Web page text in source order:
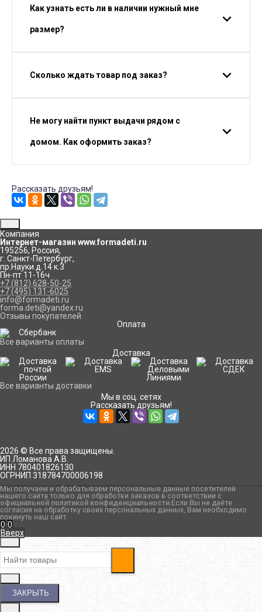
Как узнать есть ли в наличии нужный мне
размер?
Сколько ждать товар под заказ?
Не могу найти пункт выдачи рядом с
домом. Как оформить заказ?
Рассказать друзьям!
Компания
Интернет-магазин www.formadeti.ru
195256, Россия,
г. Санкт-Петербург,
пр.Науки д.14 к.3
Пн-пт 11-16ч
+7 (812) 628-50-25
+7 (495) 131-6025
info@formadeti.ru
forma.deti@yandex.ru
Отзывы покупателей
Оплата
Все варианты оплаты
Доставка
Все варианты доставки
Мы в соц. сетях
Рассказать друзьям!
2026 © Все права защищены.
ИП Ломанова А.В.
ИНН 780401826130
ОГРНИП 318784700006198
Мы получаем и обрабатываем персональные данные посетителей
нашего сайта только для обработки заказов в соответствии с
официальной политикой конфиденциальности.Если Вы не даёте
согласия на обработку своих персональных данных, Вам необходимо
покинуть наш сайт.
0 0
Вверх
ЗАКРЫТЬ